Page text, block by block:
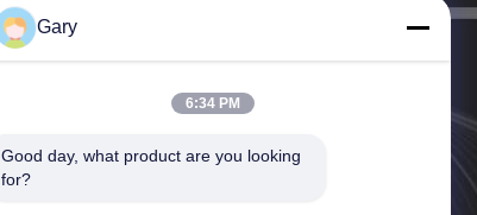
Gary
6:34 PM
Good day, what product are you looking
for?